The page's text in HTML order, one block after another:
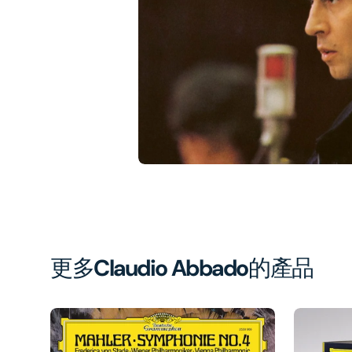
1
in
更多Claudio Abbado的產品